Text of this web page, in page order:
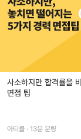
사소하지만 합격률을
면접 팁
아티클 · 13분 분량